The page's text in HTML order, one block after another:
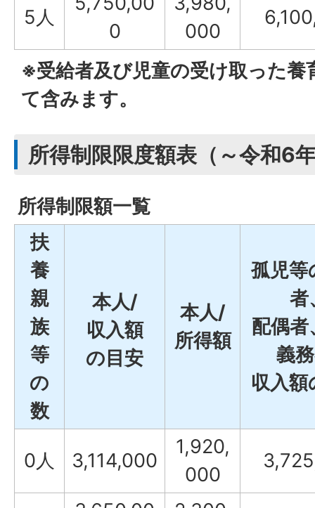
5人
0
000
※受給者及び児童の受け取った
て含みます。
所得制限限度額表（～令和6
所得制限額一覧
扶
養
親
族
等
の
数
本人/
収入額
の目安
本人/
所得額
孤児等
者
配偶者
義
収入額
0人 3,114,000
1,920,
000